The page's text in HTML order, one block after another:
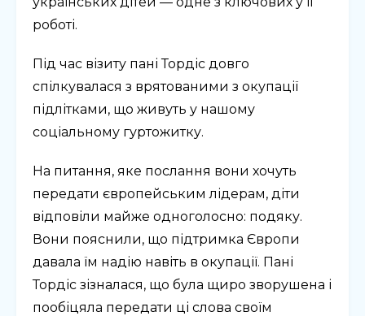
роботі.
Під час візиту пані Тордіс довго
спілкувалася з врятованими з окупації
підлітками, що живуть у нашому
соціальному гуртожитку.
На питання, яке послання вони хочуть
передати європейським лідерам, діти
відповіли майже одноголосно: подяку.
Вони пояснили, що підтримка Європи
давала їм надію навіть в окупації. Пані
Тордіс зізналася, що була щиро зворушена і
пообіцяла передати ці слова своїм